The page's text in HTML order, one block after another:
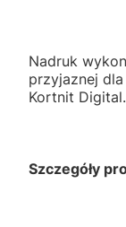
Nadruk
przyjaznej
Kortnit Digital.
Szczegóły